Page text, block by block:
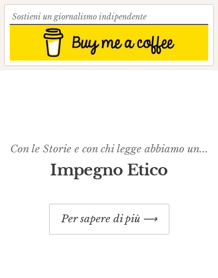
Sostieni un giornalismo indipendente
Con le Storie e con chi legge abbiamo un...
Impegno Etico​
Per sapere di più ⟶